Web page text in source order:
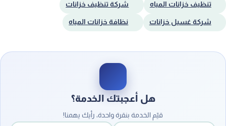
تنظيف خزانات المياه شركة تنظيف خزانات
شركة غسيل خزانات نظافة خزانات المياه
هل أعجبتك الخدمة؟
قيّم الخدمة بنقرة واحدة، رأيك يهمنا!